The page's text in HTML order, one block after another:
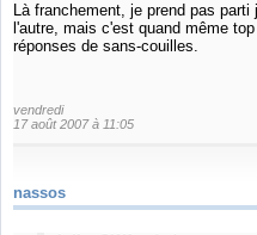
Là franchement, je prend pas
l'autre, mais c'est quand même
réponses de sans-couilles.
vendredi
17 août 2007 à 11:05
nassos